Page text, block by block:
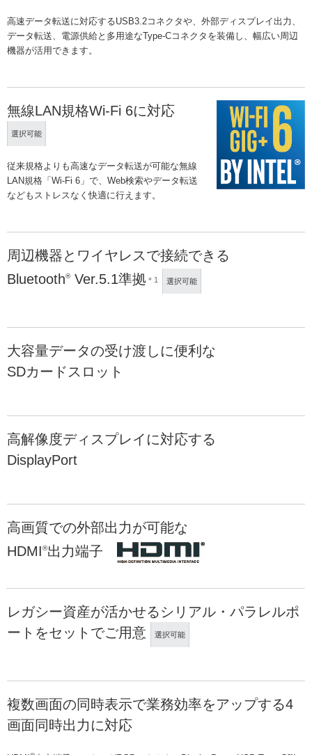
高速データ転送に対応するUSB3.2コネクタや、外部ディスプレイ出力、
データ転送、電源供給と多用途なType-Cコネクタを装備し、幅広い周辺
機器が活用できます。
無線LAN規格Wi-Fi 6に対応
選択可能
従来規格よりも高速なデータ転送が可能な無線
LAN規格「Wi-Fi 6」で、Web検索やデータ転送
などもストレスなく快適に行えます。
周辺機器とワイヤレスで接続できる
Bluetooth®Ver.5.1準拠 ＊1 選択可能
大容量データの受け渡しに便利な
SDカードスロット
高解像度ディスプレイに対応する
DisplayPort
高画質での外部出力が可能な
HDMI®出力端子
レガシー資産が活かせるシリアル・パラレルポ
ートをセットでご用意
選択可能
複数画面の同時表示で業務効率をアップする4
画面同時出力に対応